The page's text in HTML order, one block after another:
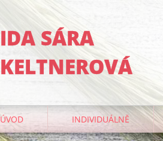
IDA SÁRA
KELTNEROVÁ
ÚVOD INDIVIDUÁLNĚ